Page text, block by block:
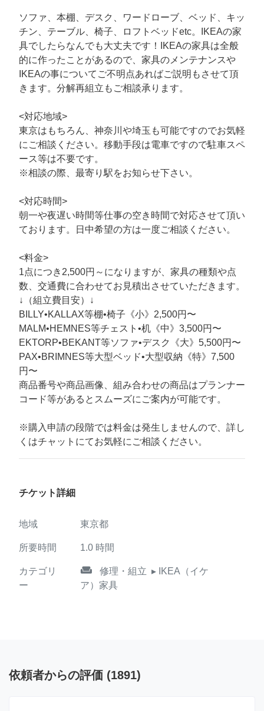
ソファ、本棚、デスク、ワードローブ、ベッド、キッ
チン、テーブル、椅子、ロフトベッドetc。IKEAの家
具でしたらなんでも大丈夫です！IKEAの家具は全般
的に作ったことがあるので、家具のメンテナンスや
IKEAの事についてご不明点あればご説明もさせて頂
きます。分解再組立もご相談承ります。
<対応地域>
東京はもちろん、神奈川や埼玉も可能ですのでお気軽
にご相談ください。移動手段は電車ですので駐車スペ
ース等は不要です。
※相談の際、最寄り駅をお知らせ下さい。
<対応時間>
朝一や夜遅い時間等仕事の空き時間で対応させて頂い
ております。日中希望の方は一度ご相談ください。
<料金>
1点につき2,500円～になりますが、家具の種類や点
数、交通費に合わせてお見積出させていただきます。
↓（組立費目安）↓
BILLY•KALLAX等棚•椅子《小》2,500円〜
MALM•HEMNES等チェスト•机《中》3,500円〜
EKTORP•BEKANT等ソファ•デスク《大》5,500円〜
PAX•BRIMNES等大型ベッド•大型収納《特》7,500
円〜
商品番号や商品画像、組み合わせの商品はプランナー
コード等があるとスムーズにご案内が可能です。
※購入申請の段階では料金は発生しませんので、詳し
くはチャットにてお気軽にご相談ください。
チケット詳細
地域 東京都
所要時間 1.0 時間
カテゴリ
ー
weekend 修理・組立 ▸ IKEA（イケ
ア）家具
依頼者からの評価 (1891)